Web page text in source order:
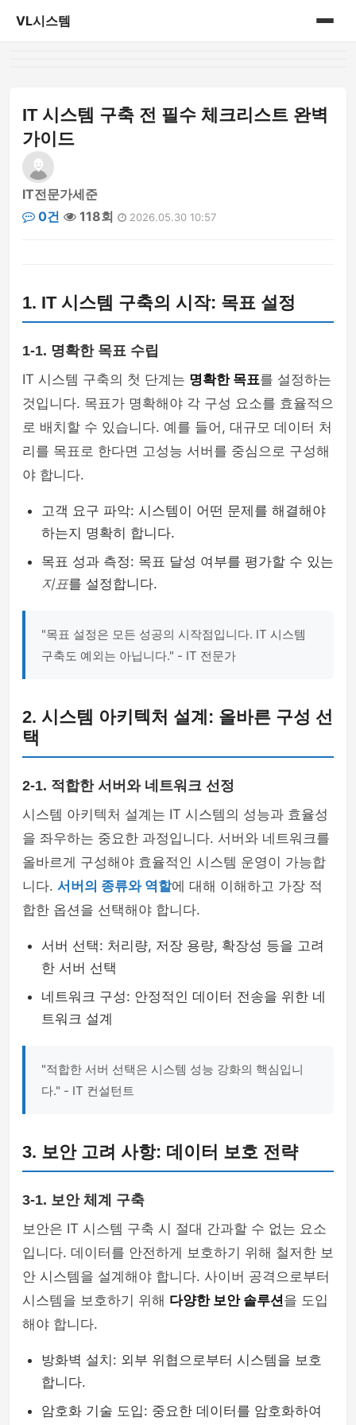
VL시스템
IT 시스템 구축 전 필수 체크리스트 완벽
가이드
IT전문가세준
0건
118회 2026.05.30 10:57
1. IT 시스템 구축의 시작: 목표 설정
1-1. 명확한 목표 수립
IT 시스템 구축의 첫 단계는 명확한 목표를 설정하는
것입니다. 목표가 명확해야 각 구성 요소를 효율적으
로 배치할 수 있습니다. 예를 들어, 대규모 데이터 처
리를 목표로 한다면 고성능 서버를 중심으로 구성해
야 합니다.
고객 요구 파악: 시스템이 어떤 문제를 해결해야
하는지 명확히 합니다.
목표 성과 측정: 목표 달성 여부를 평가할 수 있는
지표를 설정합니다.
"목표 설정은 모든 성공의 시작점입니다. IT 시스템
구축도 예외는 아닙니다." - IT 전문가
2. 시스템 아키텍처 설계: 올바른 구성 선
택
2-1. 적합한 서버와 네트워크 선정
시스템 아키텍처 설계는 IT 시스템의 성능과 효율성
을 좌우하는 중요한 과정입니다. 서버와 네트워크를
올바르게 구성해야 효율적인 시스템 운영이 가능합
니다. 서버의 종류와 역할에 대해 이해하고 가장 적
합한 옵션을 선택해야 합니다.
서버 선택: 처리량, 저장 용량, 확장성 등을 고려
한 서버 선택
네트워크 구성: 안정적인 데이터 전송을 위한 네
트워크 설계
"적합한 서버 선택은 시스템 성능 강화의 핵심입니
다." - IT 컨설턴트
3. 보안 고려 사항: 데이터 보호 전략
3-1. 보안 체계 구축
보안은 IT 시스템 구축 시 절대 간과할 수 없는 요소
입니다. 데이터를 안전하게 보호하기 위해 철저한 보
안 시스템을 설계해야 합니다. 사이버 공격으로부터
시스템을 보호하기 위해 다양한 보안 솔루션을 도입
해야 합니다.
방화벽 설치: 외부 위협으로부터 시스템을 보호
합니다.
암호화 기술 도입: 중요한 데이터를 암호화하여